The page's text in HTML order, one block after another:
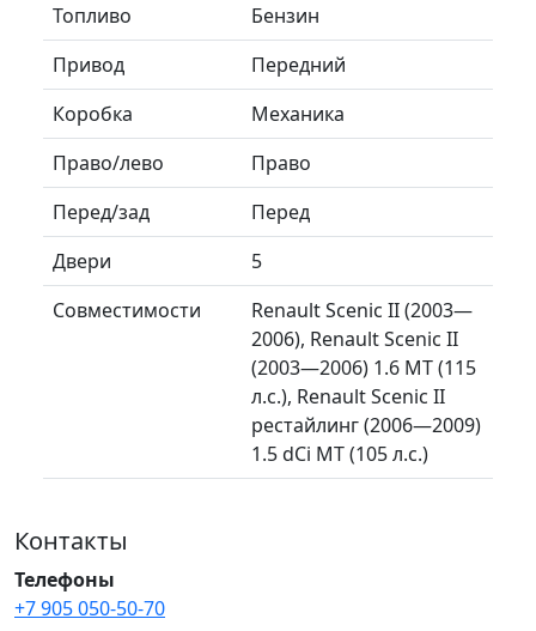
Топливо
Бензин
Привод
Передний
Коробка
Механика
Право/лево
Право
Перед/зад
Перед
Двери
5
Совместимости
Renault Scenic II (2003—
2006), Renault Scenic II
(2003—2006) 1.6 MT (115
л.с.), Renault Scenic II
рестайлинг (2006—2009)
1.5 dCi MT (105 л.с.)
Контакты
Телефоны
+7 905 050-50-70